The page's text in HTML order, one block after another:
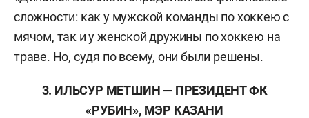
сложности: как у мужской команды по хоккею с
мячом, так и у женской дружины по хоккею на
траве. Но, судя по всему, они были решены.
3. ИЛЬСУР МЕТШИН — ПРЕЗИДЕНТ ФК
«РУБИН», МЭР КАЗАНИ